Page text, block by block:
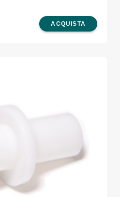
ACQUISTA